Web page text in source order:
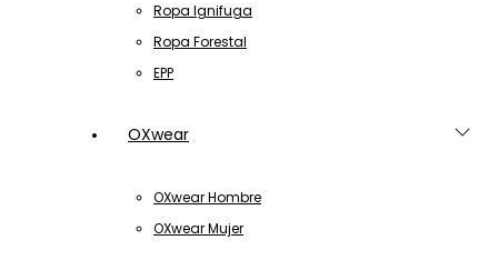
Ropa Ignifuga
Ropa Forestal
EPP
OXwear
OXwear Hombre
OXwear Mujer